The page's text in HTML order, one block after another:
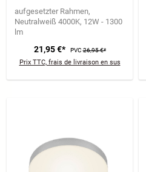
aufgesetzter Rahmen
Neutralweiß 4000K 12W - 1300
lm
21,95 €* PVC26,95 €*
Prix TTC, frais de livraison en sus